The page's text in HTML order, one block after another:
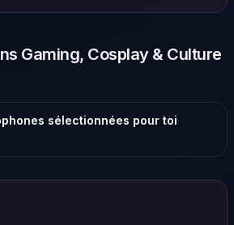
Gaming, Cosplay & Culture
sélectionnées pour toi